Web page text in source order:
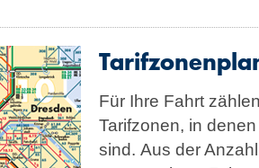
Für Ihre Fahrt
Tarifzonen, in
sind. Aus der